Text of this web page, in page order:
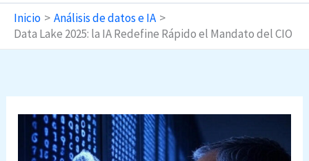
Inicio
Análisis de datos e IA
Data Lake 2025: la IA Redefine Rápido el Mandato del CIO